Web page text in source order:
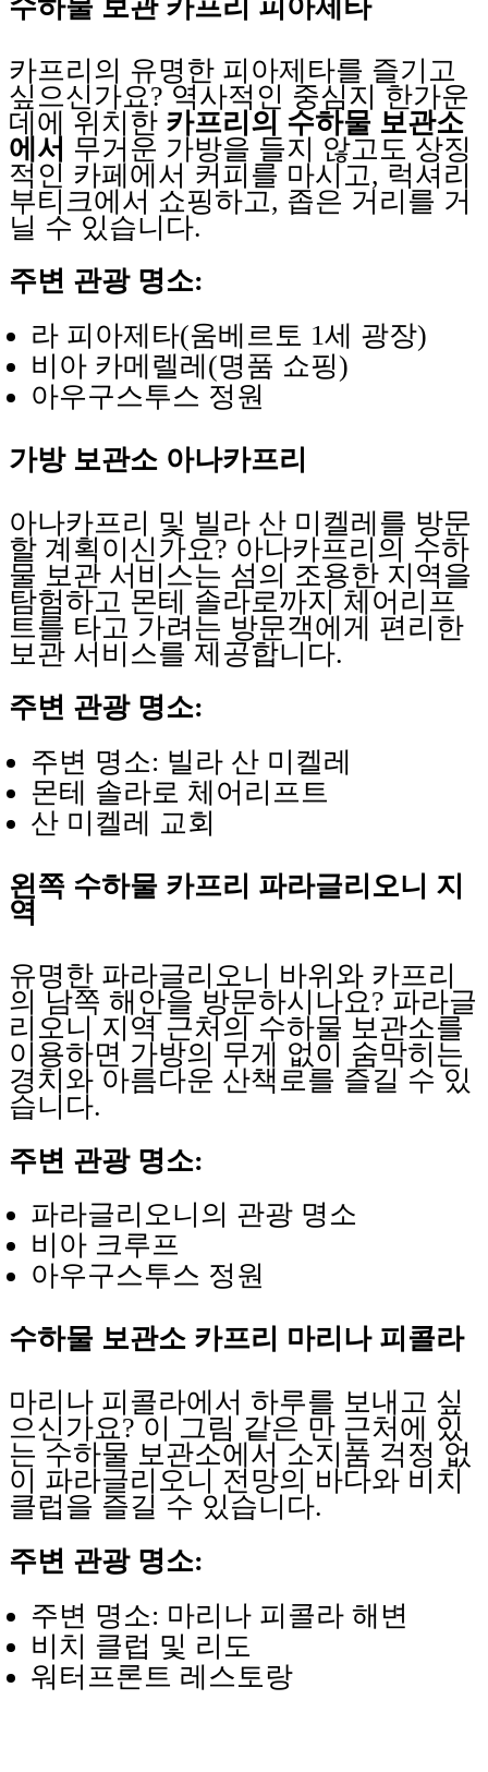
수하물 보관 카프리 피아제타
카프리의 유명한 피아제타를 즐기고
싶으신가요? 역사적인 중심지 한가운
데에 위치한 카프리의 수하물 보관소
에서 무거운 가방을 들지 않고도 상징
적인 카페에서 커피를 마시고, 럭셔리
부티크에서 쇼핑하고, 좁은 거리를 거
닐 수 있습니다.
주변 관광 명소:
라 피아제타(움베르토 1세 광장)
비아 카메렐레(명품 쇼핑)
아우구스투스 정원
가방 보관소 아나카프리
아나카프리 및 빌라 산 미켈레를 방문
할 계획이신가요? 아나카프리의 수하
물 보관 서비스는 섬의 조용한 지역을
탐험하고 몬테 솔라로까지 체어리프
트를 타고 가려는 방문객에게 편리한
보관 서비스를 제공합니다.
주변 관광 명소:
주변 명소: 빌라 산 미켈레
몬테 솔라로 체어리프트
산 미켈레 교회
왼쪽 수하물 카프리 파라글리오니 지
역
유명한 파라글리오니 바위와 카프리
의 남쪽 해안을 방문하시나요? 파라글
리오니 지역 근처의 수하물 보관소를
이용하면 가방의 무게 없이 숨막히는
경치와 아름다운 산책로를 즐길 수 있
습니다.
주변 관광 명소:
파라글리오니의 관광 명소
비아 크루프
아우구스투스 정원
수하물 보관소 카프리 마리나 피콜라
마리나 피콜라에서 하루를 보내고 싶
으신가요? 이 그림 같은 만 근처에 있
는 수하물 보관소에서 소지품 걱정 없
이 파라글리오니 전망의 바다와 비치
클럽을 즐길 수 있습니다.
주변 관광 명소:
주변 명소: 마리나 피콜라 해변
비치 클럽 및 리도
워터프론트 레스토랑